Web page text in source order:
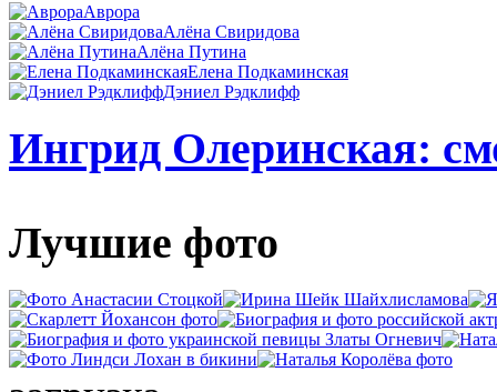
Аврора
Алёна Свиридова
Алёна Путина
Елена Подкаминская
Дэниел Рэдклифф
Ингрид Олеринская:
Лучшие фото